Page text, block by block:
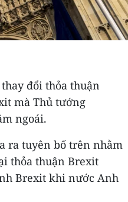
đổi thỏa thuận
mà Thủ tướng
ngoái.
ra tuyên bố trên nhằm
thỏa thuận Brexit
Brexit khi nước Anh